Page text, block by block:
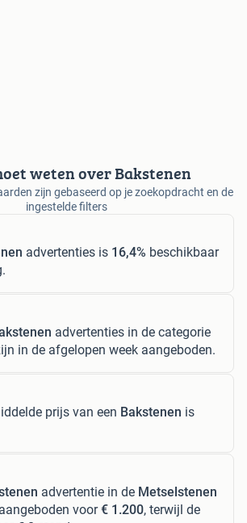
weten over Bakstenen
zijn gebaseerd op je zoekopdracht en de
ingestelde filters
advertenties is 16,4% beschikbaar
advertenties in de categorie
in de afgelopen week aangeboden.
prijs van een Bakstenen is
advertentie in de Metselstenen
voor€ 1.200, terwijl de